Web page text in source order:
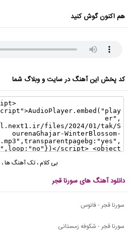
هم اکنون گوش کنید
کد پخش این آهنگ در سایت و وبلاگ شما
بی کلام،تک آهنگ ها،
دانلود آهنگ های سورنا قجر
سورنا قجر - فانوس
سورنا قجر - شکوفه زمستانی